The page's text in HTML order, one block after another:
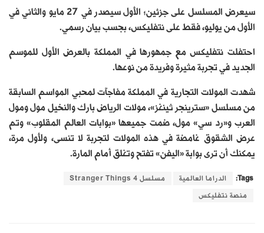
سيعرض المسلسل على جزئين؛ الأول سيصدر في 27 مايو والثاني في
الأول من يوليو، فقط على نتفليكس، بجسب بيان رسمي.
احتفلت نتفليكس مع جمهورها في المملكة بالعرض الأول للموسم
الجديد في تجربة مثيرة وفريدة من نوعها.
شهدت المولات التجارية في المملكة مفاجآت لمحبي المواسم السابقة
من مسلسل «سترينجر ثينغز»، مولات الرياض بارك والنخيل مول ومول
العرب و«رد سي» مول، ضمت جميعها «بوابات العالم المقلوب» وتم
عرض الشقوق غامضة في هذه المولات لتجربة لا تنسى، ولأول مرة،
يمكنك أن ترى بوابة «اليفن» تفتح وتغلق أمام المارة.
Tags: الدراما العالمية مسلسل Stranger Things 4
منصة نتفليكس